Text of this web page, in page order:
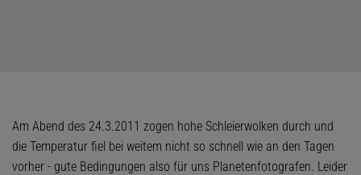
Am Abend des 24.3.2011 zogen hohe Schleierwolken durch und
die Temperatur fiel bei weitem nicht so schnell wie an den Tagen
vorher - gute Bedingungen also für uns Planetenfotografen. Leider